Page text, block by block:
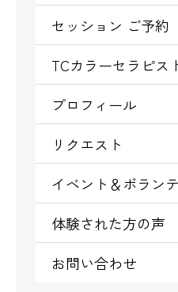
セッション ご予約
TCカラーセラピス
プロフィール
リクエスト
イベント＆ボラン
体験された方の声
お問い合わせ